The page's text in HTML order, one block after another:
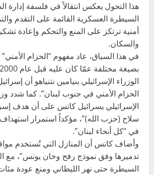
هذا التحول يعكس انتقالاً في فلسفة إدارة
السيطرة العسكرية القائمة على التقدم
أمنية ترتكز على المنع والتحكم وإعادة
والسكان.
في هذا السياق، عاد مفهوم “الحزام الأمني”
الوزراء الإسرائيلي بنيامين نتنياهو أن
الحزام الأمني في جنوب لبنان”. كما شدد
الإسرائيلي يسرائيل كاتس على أن هدف
سلاح (حزب الله)”، مؤكداً استمرار
في “كل أنحاء لبنان”.
وأضاف كاتس أن المنازل التي تُستخدم
تدميرها وفق نموذج رفح وخان يونس”، مع
السيطرة حتى نهر الليطاني ومنع عودة